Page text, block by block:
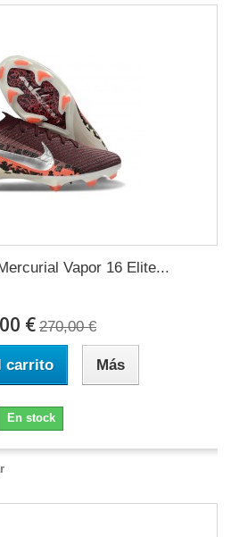
Vapor 16 Elite...
€ 270,00 €
carrito Más
En stock